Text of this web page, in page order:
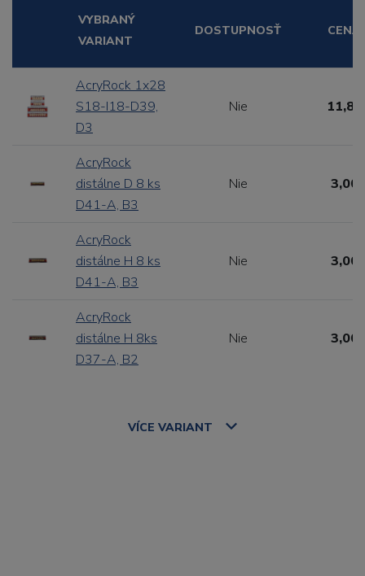
VYBRANÝ
VARIANT
DOSTUPNOSŤ CENA
AcryRock 1x28
S18-I18-D39,
D3
Nie
AcryRock
distálne D 8 ks
D41-A, B3
Nie 3,00
AcryRock
distálne H 8 ks
D41-A, B3
Nie 3,00
AcryRock
distálne H 8ks
D37-A, B2
Nie 3,00
VÍCE VARIANT